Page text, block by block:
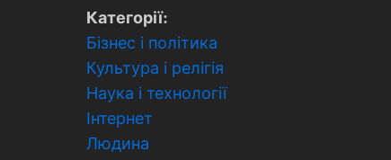
Категорії:
Бізнес і політика
Культура і релігія
Наука і технології
Інтернет
Людина